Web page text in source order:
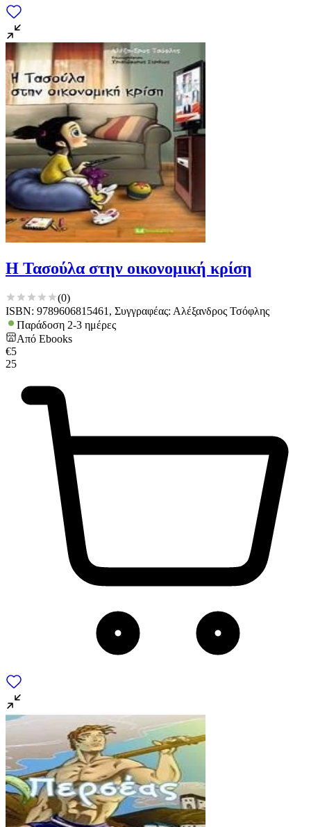
Η Τασούλα στην οικονομική κρίση
(0)
ISBN: 9789606815461, Συγγραφέας: Αλέξανδρος Τσόφλης
Παράδοση 2-3 ημέρες
Από Ebooks
€5
25